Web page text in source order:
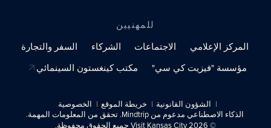
للمهنيين
المركز الإعلامي
الاجتماعات الشركاء
السفر والتجارة
مؤسسة "فيزيت كي سي"
مكتب كينغستون السينمائي
الشؤون القانونية خريطة الموقع
الخصوصية
الذكاء الاصطناعي مدعوم من Mindtrip. تحقق من المعلومات المهمة.
© 2026 Visit Kansas City جميع الحقوق محفوظة.